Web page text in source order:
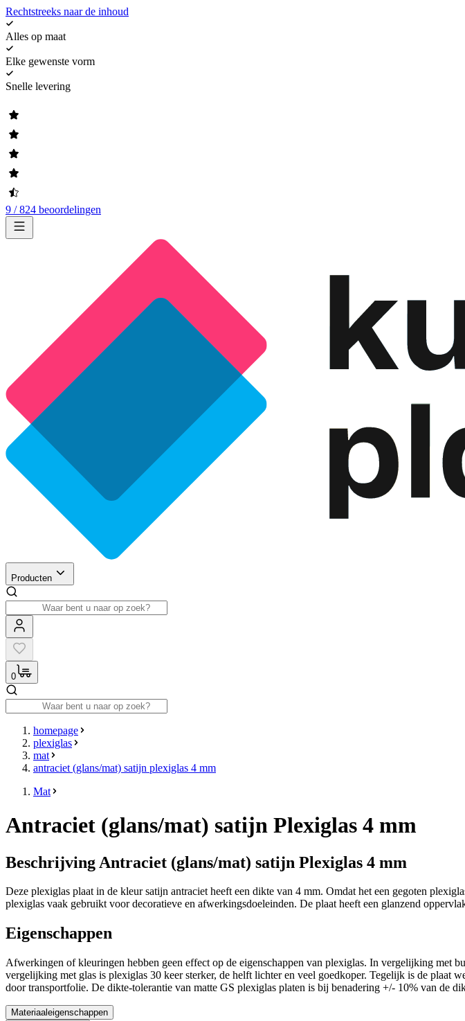
Rechtstreeks naar de inhoud
Alles op maat
Elke gewenste vorm
Snelle levering
9 / 824 beoordelingen
Producten
0
homepage
plexiglas
mat
antraciet (glans/mat) satijn plexiglas 4 mm
Mat
Antraciet (glans/mat) satijn Plexiglas 4 mm
Beschrijving Antraciet (glans/mat) satijn Plexiglas 4 mm
Deze plexiglas plaat in de kleur satijn antraciet heeft een dikte van 4 mm. Omdat het een gegoten
plexiglas vaak gebruikt voor decoratieve en afwerkingsdoeleinden. De plaat heeft een glanzend
Eigenschappen
Afwerkingen of kleuringen hebben geen effect op de eigenschappen van plexiglas. In vergelijking met
vergelijking met glas is plexiglas 30 keer sterker, de helft lichter en veel goedkoper. Tegelijk is de plaat
door transportfolie. De dikte-tolerantie van matte GS plexiglas platen is bij benadering +/- 10% van de
Materiaaleigenschappen